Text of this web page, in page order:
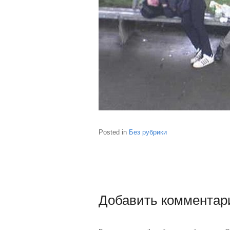
Posted in Без рубрики
Добавить